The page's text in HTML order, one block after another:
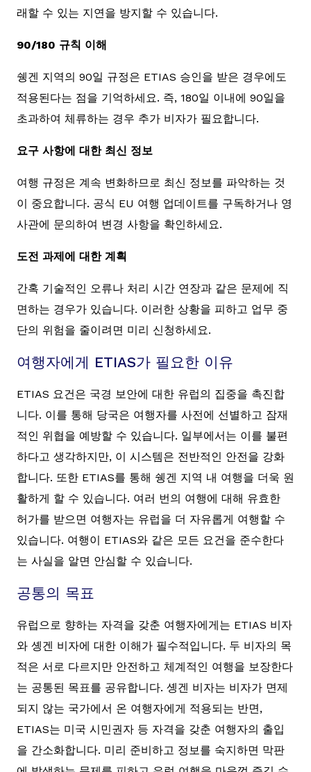
래할 수 있는 지연을 방지할 수 있습니다.
90/180 규칙 이해
쉥겐 지역의 90일 규정은 ETIAS 승인을 받은 경우에도
적용된다는 점을 기억하세요. 즉, 180일 이내에 90일을
초과하여 체류하는 경우 추가 비자가 필요합니다.
요구 사항에 대한 최신 정보
여행 규정은 계속 변화하므로 최신 정보를 파악하는 것
이 중요합니다. 공식 EU 여행 업데이트를 구독하거나 영
사관에 문의하여 변경 사항을 확인하세요.
도전 과제에 대한 계획
간혹 기술적인 오류나 처리 시간 연장과 같은 문제에 직
면하는 경우가 있습니다. 이러한 상황을 피하고 업무 중
단의 위험을 줄이려면 미리 신청하세요.
여행자에게 ETIAS가 필요한 이유
ETIAS 요건은 국경 보안에 대한 유럽의 집중을 촉진합
니다. 이를 통해 당국은 여행자를 사전에 선별하고 잠재
적인 위협을 예방할 수 있습니다. 일부에서는 이를 불편
하다고 생각하지만, 이 시스템은 전반적인 안전을 강화
합니다. 또한 ETIAS를 통해 쉥겐 지역 내 여행을 더욱 원
활하게 할 수 있습니다. 여러 번의 여행에 대해 유효한
허가를 받으면 여행자는 유럽을 더 자유롭게 여행할 수
있습니다. 여행이 ETIAS와 같은 모든 요건을 준수한다
는 사실을 알면 안심할 수 있습니다.
공통의 목표
유럽으로 향하는 자격을 갖춘 여행자에게는 ETIAS 비자
와 솅겐 비자에 대한 이해가 필수적입니다. 두 비자의 목
적은 서로 다르지만 안전하고 체계적인 여행을 보장한다
는 공통된 목표를 공유합니다. 솅겐 비자는 비자가 면제
되지 않는 국가에서 온 여행자에게 적용되는 반면,
ETIAS는 미국 시민권자 등 자격을 갖춘 여행자의 출입
을 간소화합니다. 미리 준비하고 정보를 숙지하면 막판